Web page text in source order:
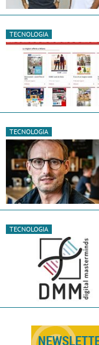
TECNOLOGIA
TECNOLOGIA
TECNOLOGIA